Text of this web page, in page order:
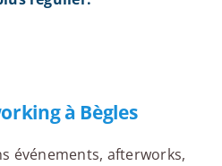
à Bègles
événements, afterworks,